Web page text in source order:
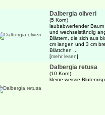
Dalbergia oliveri
(5 Korn)
laubabwerfender
und wechselständig
Blättern, die sich aus
cm langen und 3 cm
Blättchen ...
[mehr lesen]
Dalbergia retusa
(10 Korn)
kleine weisse